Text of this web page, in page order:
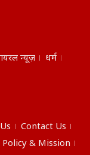
न्यूज़
धर्म
Contact Us
Policy & Mission